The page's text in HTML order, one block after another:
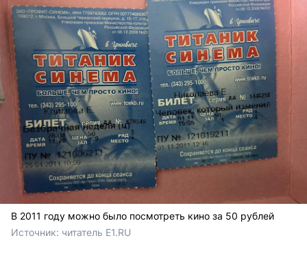
В 2011 году можно было посмотреть кино за 50 рублей
Источник: читатель E1.RU